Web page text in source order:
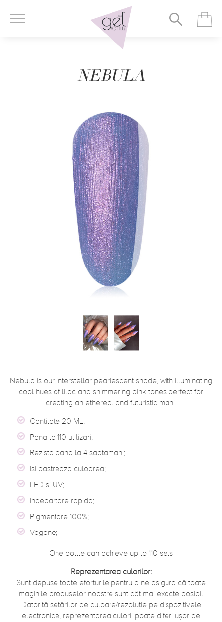
NEBULA
Nebula is our interstellar pearlescent shade, with illuminating
cool hues of lilac and shimmering pink tones perfect for
creating an ethereal and futuristic mani.
Cantitate 20 ML;
Pana la 110 utilizari;
Rezista pana la 4 saptamani;
Isi pastreaza culoarea;
LED si UV;
Indepartare rapida;
Pigmentare 100%;
Vegane;
One bottle can achieve up to 110 sets
Reprezentarea culorilor:
Sunt depuse toate eforturile pentru a ne asigura că toate
imaginile produselor noastre sunt cât mai exacte posibil.
Datorită setărilor de culoare/rezoluție pe dispozitivele
electronice, reprezentarea culorii poate diferi ușor de